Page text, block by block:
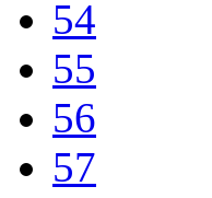
54
55
56
57